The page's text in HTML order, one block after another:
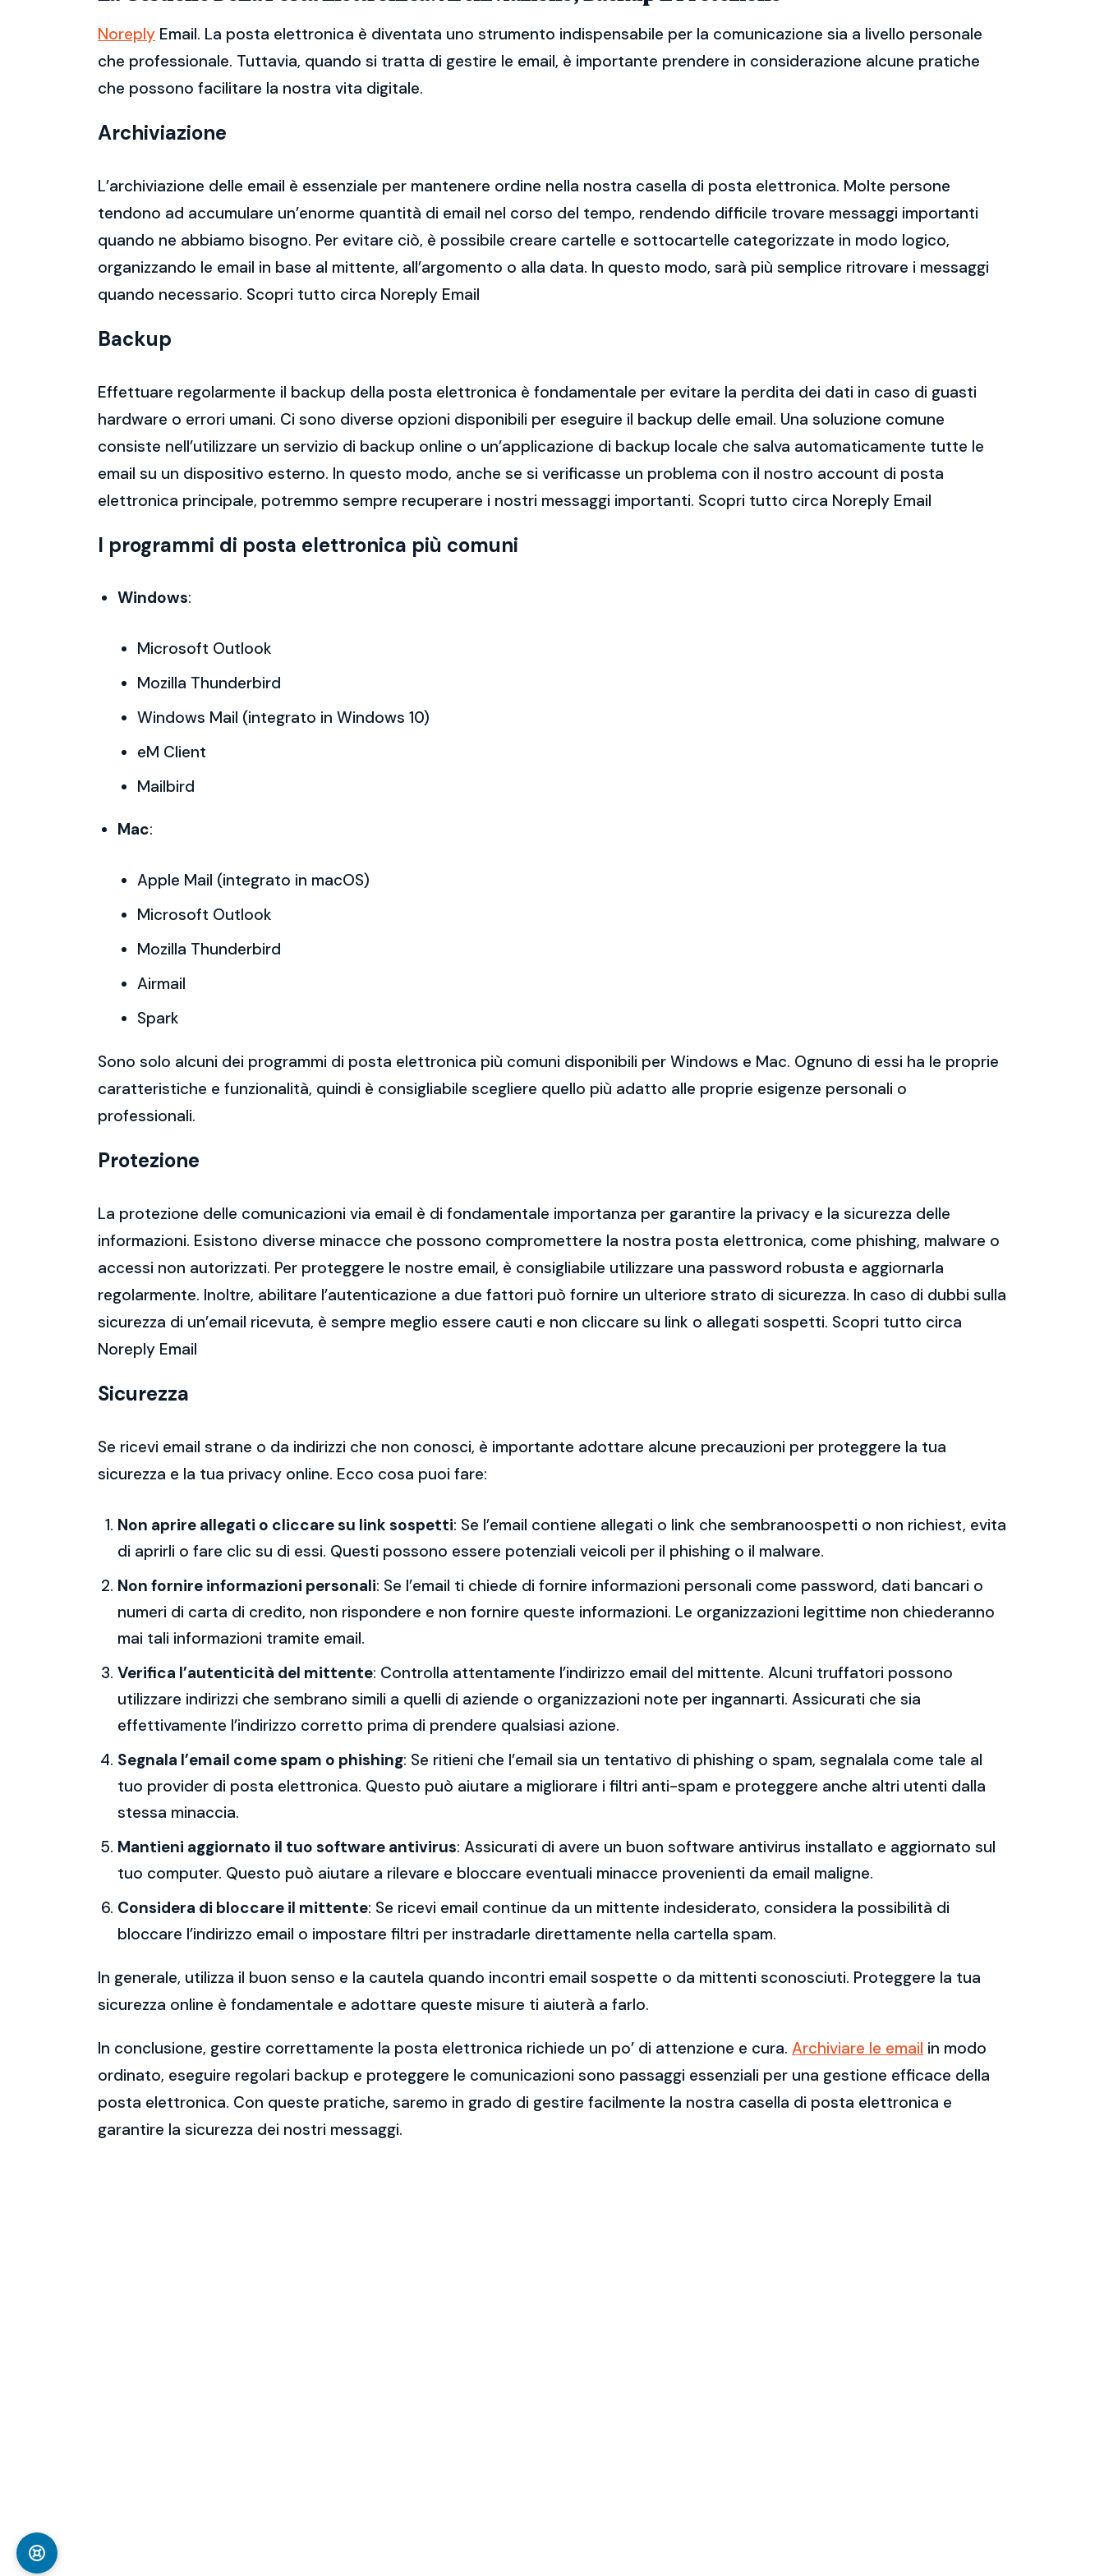
Noreply Email. La posta elettronica è diventata uno strumento indispensabile per la comunicazione sia a livello personale
che professionale. Tuttavia, quando si tratta di gestire le email, è importante prendere in considerazione alcune pratiche
che possono facilitare la nostra vita digitale.
Archiviazione
L’archiviazione delle email è essenziale per mantenere ordine nella nostra casella di posta elettronica. Molte persone
tendono ad accumulare un’enorme quantità di email nel corso del tempo, rendendo difficile trovare messaggi importanti
quando ne abbiamo bisogno. Per evitare ciò, è possibile creare cartelle e sottocartelle categorizzate in modo logico,
organizzando le email in base al mittente, all’argomento o alla data. In questo modo, sarà più semplice ritrovare i messaggi
quando necessario. Scopri tutto circa Noreply Email
Backup
Effettuare regolarmente il backup della posta elettronica è fondamentale per evitare la perdita dei dati in caso di guasti
hardware o errori umani. Ci sono diverse opzioni disponibili per eseguire il backup delle email. Una soluzione comune
consiste nell’utilizzare un servizio di backup online o un’applicazione di backup locale che salva automaticamente tutte le
email su un dispositivo esterno. In questo modo, anche se si verificasse un problema con il nostro account di posta
elettronica principale, potremmo sempre recuperare i nostri messaggi importanti. Scopri tutto circa Noreply Email
I programmi di posta elettronica più comuni
Windows:
Microsoft Outlook
Mozilla Thunderbird
Windows Mail (integrato in Windows 10)
eM Client
Mailbird
Mac:
Apple Mail (integrato in macOS)
Microsoft Outlook
Mozilla Thunderbird
Airmail
Spark
Sono solo alcuni dei programmi di posta elettronica più comuni disponibili per Windows e Mac. Ognuno di essi ha le proprie
caratteristiche e funzionalità, quindi è consigliabile scegliere quello più adatto alle proprie esigenze personali o
professionali.
Protezione
La protezione delle comunicazioni via email è di fondamentale importanza per garantire la privacy e la sicurezza delle
informazioni. Esistono diverse minacce che possono compromettere la nostra posta elettronica, come phishing, malware o
accessi non autorizzati. Per proteggere le nostre email, è consigliabile utilizzare una password robusta e aggiornarla
regolarmente. Inoltre, abilitare l’autenticazione a due fattori può fornire un ulteriore strato di sicurezza. In caso di dubbi sulla
sicurezza di un’email ricevuta, è sempre meglio essere cauti e non cliccare su link o allegati sospetti. Scopri tutto circa
Noreply Email
Sicurezza
Se ricevi email strane o da indirizzi che non conosci, è importante adottare alcune precauzioni per proteggere la tua
sicurezza e la tua privacy online. Ecco cosa puoi fare:
Non aprire allegati o cliccare su link sospetti: Se l’email contiene allegati o link che sembranoospetti o non richiest, evita
di aprirli o fare clic su di essi. Questi possono essere potenziali veicoli per il phishing o il malware.
Non fornire informazioni personali: Se l’email ti chiede di fornire informazioni personali come password, dati bancari o
numeri di carta di credito, non rispondere e non fornire queste informazioni. Le organizzazioni legittime non chiederanno
mai tali informazioni tramite email.
Verifica l’autenticità del mittente: Controlla attentamente l’indirizzo email del mittente. Alcuni truffatori possono
utilizzare indirizzi che sembrano simili a quelli di aziende o organizzazioni note per ingannarti. Assicurati che sia
effettivamente l’indirizzo corretto prima di prendere qualsiasi azione.
Segnala l’email come spam o phishing: Se ritieni che l’email sia un tentativo di phishing o spam, segnalala come tale al
tuo provider di posta elettronica. Questo può aiutare a migliorare i filtri anti-spam e proteggere anche altri utenti dalla
stessa minaccia.
Mantieni aggiornato il tuo software antivirus: Assicurati di avere un buon software antivirus installato e aggiornato sul
tuo computer. Questo può aiutare a rilevare e bloccare eventuali minacce provenienti da email maligne.
Considera di bloccare il mittente: Se ricevi email continue da un mittente indesiderato, considera la possibilità di
bloccare l’indirizzo email o impostare filtri per instradarle direttamente nella cartella spam.
In generale, utilizza il buon senso e la cautela quando incontri email sospette o da mittenti sconosciuti. Proteggere la tua
sicurezza online è fondamentale e adottare queste misure ti aiuterà a farlo.
In conclusione, gestire correttamente la posta elettronica richiede un po’ di attenzione e cura. Archiviare le email in modo
ordinato, eseguire regolari backup e proteggere le comunicazioni sono passaggi essenziali per una gestione efficace della
posta elettronica. Con queste pratiche, saremo in grado di gestire facilmente la nostra casella di posta elettronica e
garantire la sicurezza dei nostri messaggi.